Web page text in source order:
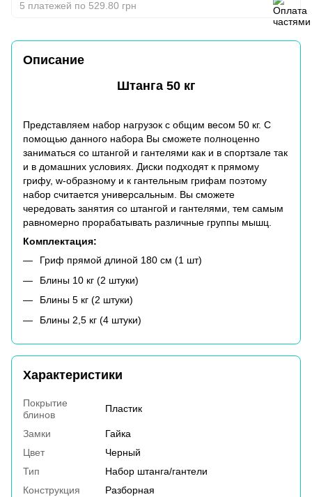
5 платежей по 529.80 грн
Описание
Штанга 50 кг
Представляем набор нагрузок с общим весом 50 кг. С
помощью данного набора Вы сможете полноценно
заниматься со штангой и гантелями как и в спортзале так
и в домашних условиях. Диски подходят к прямому
грифу, w-образному и к гантельным грифам поэтому
набор считается универсальным. Вы сможете
чередовать занятия со штангой и гантелями, тем самым
равномерно прорабатывать различные группы мышц.
Комплектация:
Гриф прямой длиной 180 см (1 шт)
Блины 10 кг (2 штуки)
Блины 5 кг (2 штуки)
Блины 2,5 кг (4 штуки)
Характеристики
Покрытие
блинов
Пластик
Замки
Гайка
Цвет
Черный
Тип
Набор штанга/гантели
Конструкция
Разборная